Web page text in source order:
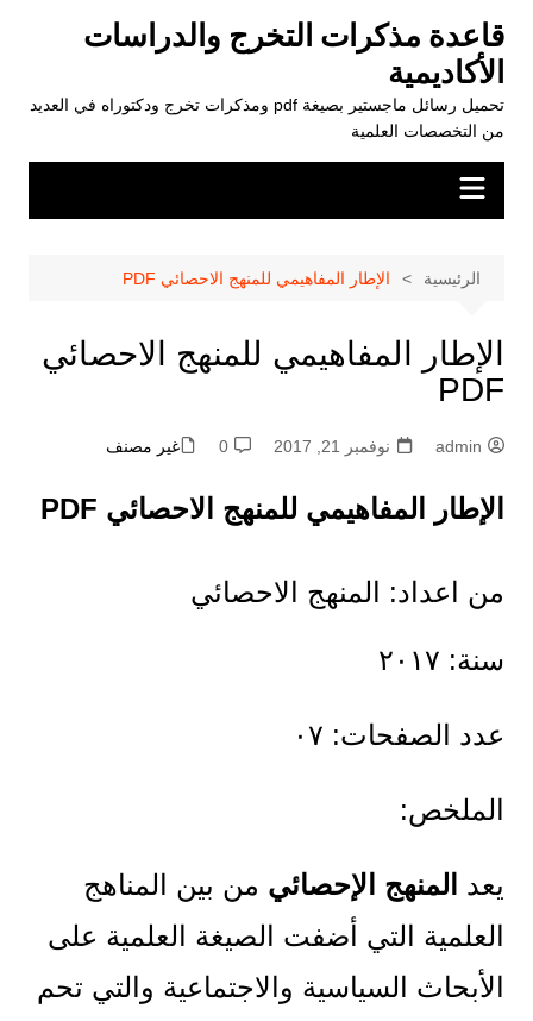
المحتوى
قاعدة مذكرات التخرج والدراسات
الأكاديمية
تحميل رسائل ماجستير بصيغة pdf ومذكرات تخرج ودكتوراه في العديد
من التخصصات العلمية
الرئيسية الإطار المفاهيمي للمنهج الاحصائي PDF
الإطار المفاهيمي للمنهج الاحصائي
PDF
admin نوفمبر 21, 2017 0 غير مصنف
الإطار المفاهيمي للمنهج الاحصائي PDF
من اعداد: المنهج الاحصائي
سنة: ٢٠١٧
عدد الصفحات: ٠٧
الملخص:
يعد المنهج الإحصائي من بين المناهج
العلمية التي أضفت الصيغة العلمية على
الأبحاث السياسية والاجتماعية والتي تحم